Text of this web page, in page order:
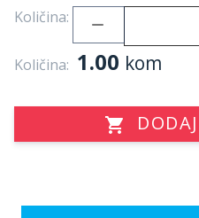
Količina:
Količina: 1.00 kom